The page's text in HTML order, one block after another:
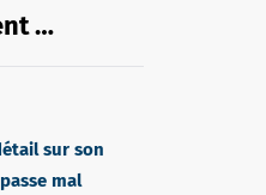
…
sur son
mal